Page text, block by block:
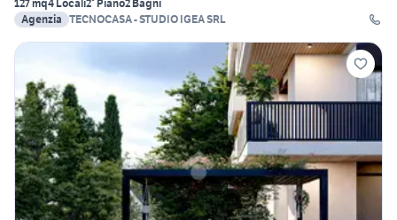
127 mq4 Locali2° Piano2 Bagni
Agenzia TECNOCASA - STUDIO IGEA SRL